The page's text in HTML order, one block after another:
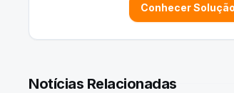
Conhecer Solução
Notícias Relacionadas